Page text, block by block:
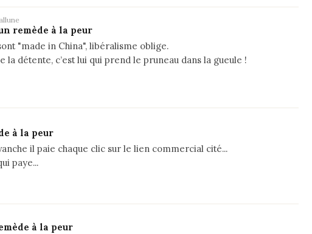
remède à la peur
"made in China", libéralisme oblige.
la détente, c’est lui qui prend le pruneau dans la gueule !
à la peur
il paie chaque clic sur le lien commercial cité...
paye...
à la peur